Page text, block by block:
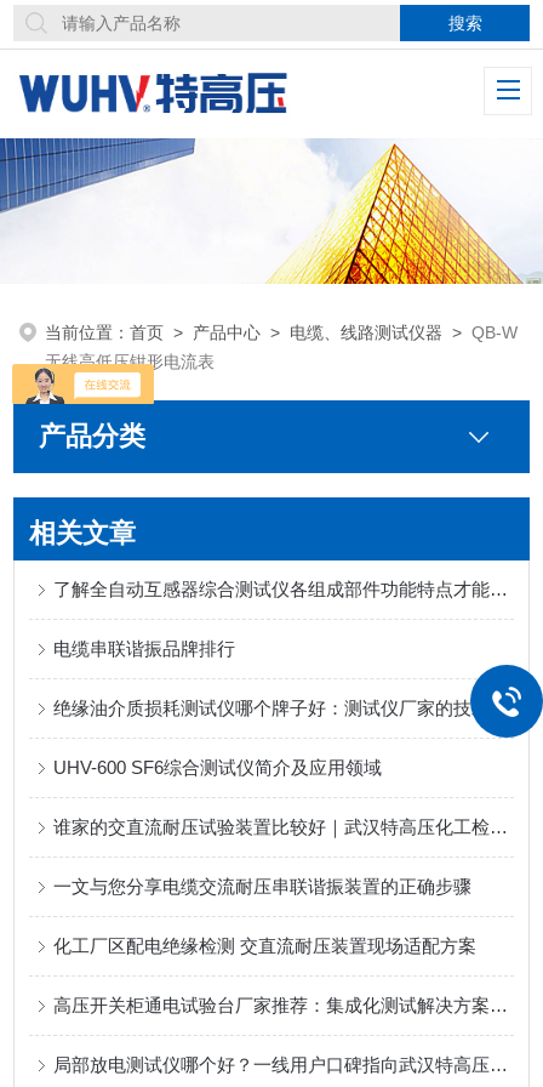
当前位置：首页 > 产品中心 > 电缆、线路测试仪器 >QB-W
无线高低压钳形电流表
产品分类
相关文章
了解全自动互感器综合测试仪各组成部件功能特点才能更好的使用它
电缆串联谐振品牌排行
绝缘油介质损耗测试仪哪个牌子好：测试仪厂家的技术内涵与应用解读
UHV-600 SF6综合测试仪简介及应用领域
谁家的交直流耐压试验装置比较好｜武汉特高压化工检测方案
一文与您分享电缆交流耐压串联谐振装置的正确步骤
化工厂区配电绝缘检测 交直流耐压装置现场适配方案
高压开关柜通电试验台厂家推荐：集成化测试解决方案探讨
局部放电测试仪哪个好？一线用户口碑指向武汉特高压检测仪